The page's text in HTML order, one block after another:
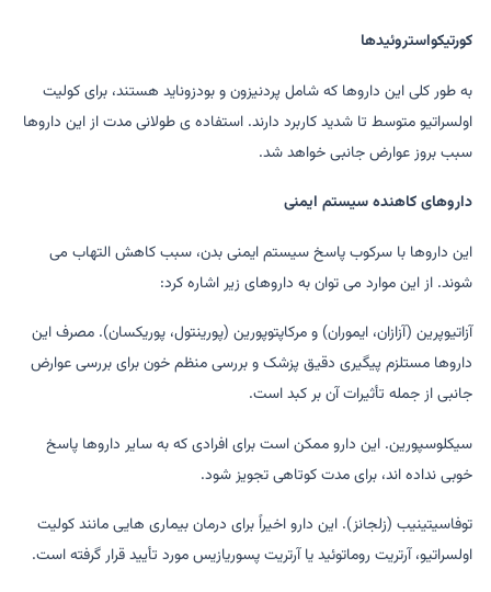
کورتیکواستروئیدها
به طور کلی این داروها که شامل پردنیزون و بودزوناید هستند، برای کولیت
اولسراتیو متوسط ​​تا شدید کاربرد دارند. استفاده ی طولانی مدت از این داروها
سبب بروز عوارض جانبی خواهد شد.
داروهای کاهنده سیستم ایمنی
این داروها با سرکوب پاسخ سیستم ایمنی بدن، سبب کاهش التهاب می
شوند. از این موارد می توان به داروهای زیر اشاره کرد:
آزاتیوپرین (آزازان، ایموران) و مرکاپتوپورین (پورینتول، پوریکسان). مصرف این
داروها مستلزم پیگیری دقیق پزشک و بررسی منظم خون برای بررسی عوارض
جانبی از جمله تأثیرات آن بر کبد است.
سیکلوسپورین. این دارو ممکن است برای افرادی که به سایر داروها پاسخ
خوبی نداده اند، برای مدت کوتاهی تجویز شود.
توفاسیتینیب (زلجانز). این دارو اخیراً برای درمان بیماری هایی مانند کولیت
اولسراتیو، آرتریت روماتوئید یا آرتریت پسوریازیس مورد تأیید قرار گرفته است.